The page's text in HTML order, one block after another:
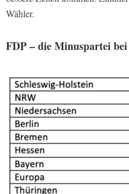
Wähler.
FDP – die Minuspartei